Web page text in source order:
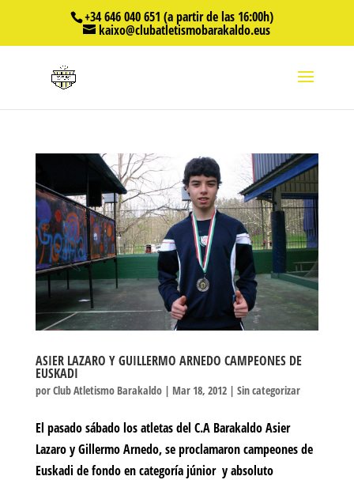
+34 646 040 651 (a partir de las 16:00h)
kaixo@clubatletismobarakaldo.eus
ASIER LAZARO Y GUILLERMO ARNEDO CAMPEONES DE
EUSKADI
porClub Atletismo Barakaldo| Mar 18, 2012| Sin categorizar
El pasado sábado los atletas del C.A Barakaldo Asier
Lazaro y Gillermo Arnedo, se proclamaron campeones de
Euskadi de fondo en categoría júnior y absoluto